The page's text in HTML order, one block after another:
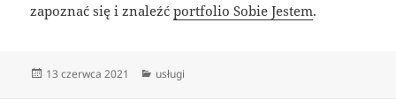
zapoznać się i znaleźćportfolio Sobie Jestem.
Data
13 czerwca 2021 Kategorie
usługi